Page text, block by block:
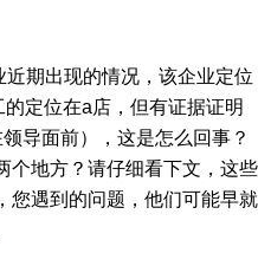
期出现的情况，该企业定位
定位在a店，但有证据证明
导面前），这是怎么回事？
个地方？请仔细看下文，这些
您遇到的问题，他们可能早就